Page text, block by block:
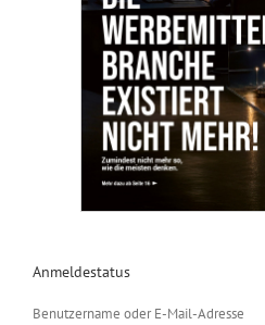
Anmeldestatus
Benutzername oder E-Mail-Adresse